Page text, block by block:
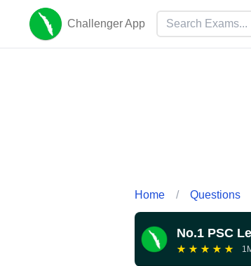
Challenger App
Home / Questions
No.1 PSC
★ ★ ★ ★ ★